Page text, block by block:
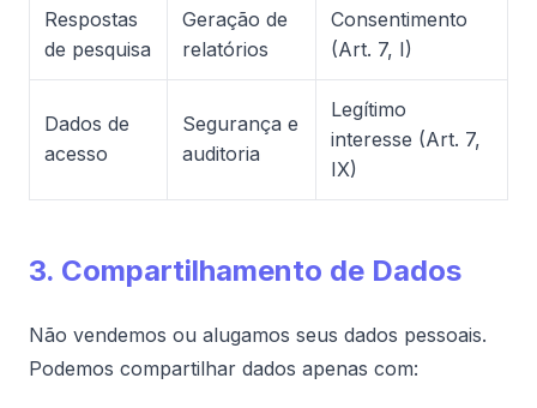
Respostas
de pesquisa
Geração de
relatórios
Consentimento
(Art. 7, I)
Dados de
acesso
Segurança e
auditoria
Legítimo
interesse (Art. 7,
IX)
3. Compartilhamento de Dados
Não vendemos ou alugamos seus dados pessoais.
Podemos compartilhar dados apenas com: